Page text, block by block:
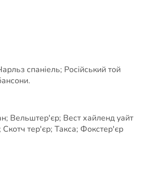
спаніель; Російський той
Вельштер'єр; Вест хайленд уайт
тер'єр; Такса; Фокстер'єр